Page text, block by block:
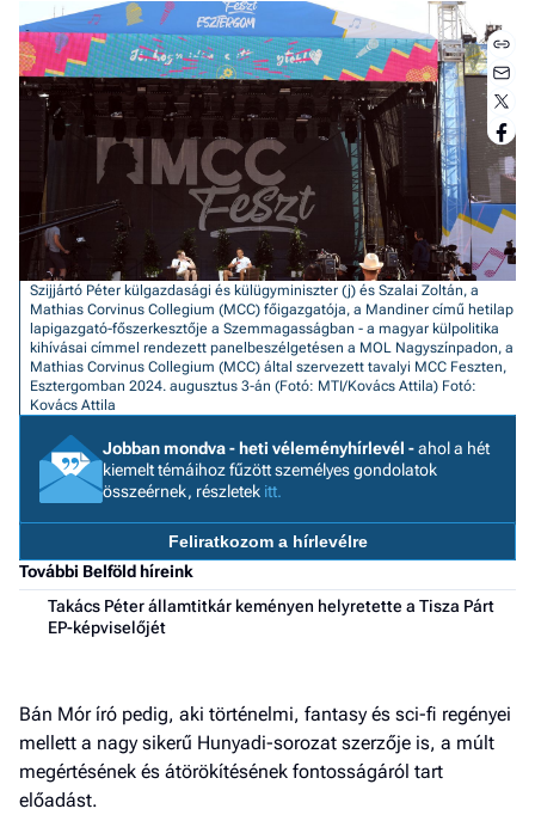
- heti
a
Szijjártó Péter külgazdasági és külügyminiszter (j) és Szalai Zoltán, a
Mathias Corvinus Collegium (MCC) főigazgatója, a Mandiner című hetilap
lapigazgató-főszerkesztője a Szemmagasságban - a magyar külpolitika
kihívásai címmel rendezett panelbeszélgetésen a MOL Nagyszínpadon, a
Mathias Corvinus Collegium (MCC) által szervezett tavalyi MCC Feszten,
Esztergomban 2024. augusztus 3-án (Fotó: MTI/Kovács Attila) Fotó:
Kovács Attila
Jobban mondva - heti véleményhírlevél -ahol a hét
kiemelt témáihoz fűzött személyes gondolatok
összeérnek, részletek itt.
Feliratkozom a hírlevélre
További Belföld híreink
Takács Péter államtitkár keményen helyretette a Tisza Párt
EP-képviselőjét
Bán Mór író pedig, aki történelmi, fantasy és sci-fi regényei
mellett a nagy sikerű Hunyadi-sorozat szerzője is, a múlt
megértésének és átörökítésének fontosságáról tart
előadást.